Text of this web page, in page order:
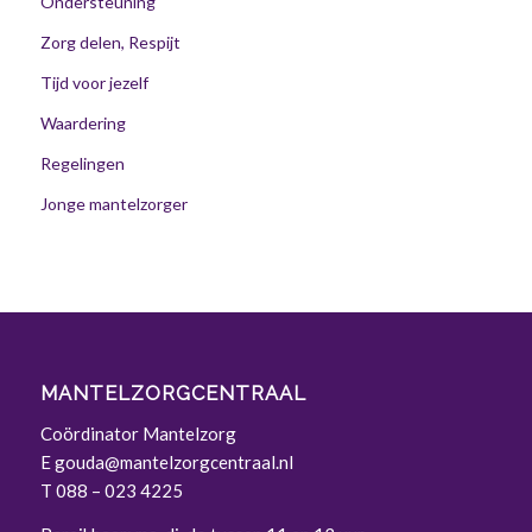
Zorg delen, Respijt
Tijd voor jezelf
Waardering
Regelingen
Jonge mantelzorger
MANTELZORGCENTRAAL
Coördinator Mantelzorg
Egouda@mantelzorgcentraal.nl
T 088 – 023 4225